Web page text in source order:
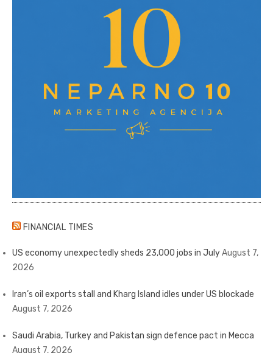
FINANCIAL TIMES
US economy unexpectedly sheds 23,000 jobs in JulyAugust 7,
2026
Iran’s oil exports stall and Kharg Island idles under US blockade
August 7, 2026
Saudi Arabia, Turkey and Pakistan sign defence pact in Mecca
August 7, 2026